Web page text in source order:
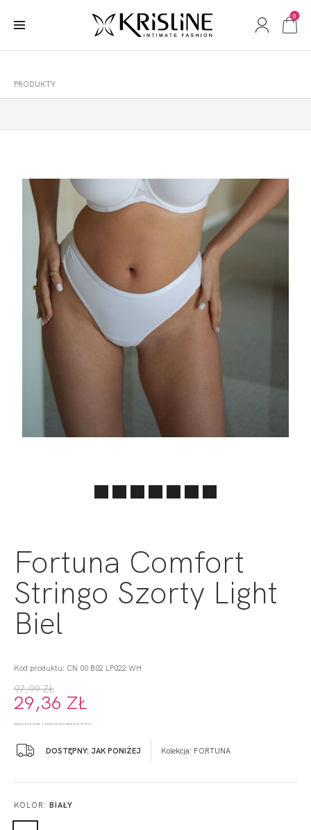
0
PRODUKTY
Fortuna Comfort
Stringo Szorty Light
Biel
Kod produktu: CN 00 B02 LP022 WH
97,99 ZŁ
29,36 ZŁ
NAJNIŻSZA CENA Z 30 DNI PRZED OBNIŻKĄ: 97,99 ZŁ
DOSTĘPNY: JAK PONIŻEJ Kolekcja: FORTUNA
KOLOR: BIAŁY